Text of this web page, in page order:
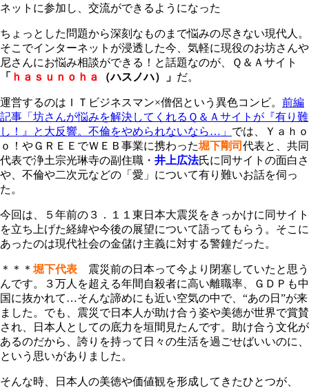
ネットに参加し、交流ができるようになった
ちょっとした問題から深刻なものまで悩みの尽きない現代人。
そこでインターネットが浸透した今、気軽に現役のお坊さんや
尼さんにお悩み相談ができる！と話題なのが、Ｑ＆Ａサイト
「 ｈａｓｕｎｏｈａ （ハスノハ）」 だ。
運営するのはＩＴビジネスマン×僧侶という異色コンビ。 前編
記事「坊さんが悩みを解決してくれるＱ＆Ａサイトが『有り難
し！』と大反響。不倫をやめられないなら…」 では、Ｙａｈｏ
ｏ！やＧＲＥＥでＷＥＢ事業に携わった堀下剛司 代表と、共同
代表で浄土宗光琳寺の副住職・ 井上広法氏に同サイトの面白さ
や、不倫や二次元などの「愛」について有り難いお話を伺っ
た。
今回は、５年前の３．１１東日本大震災をきっかけに同サイト
を立ち上げた経緯や今後の展望について語ってもらう。そこに
あったのは現代社会の金儲け主義に対する警鐘だった。
＊＊＊ 堀下代表 震災前の日本って今より閉塞していたと思う
んです。３万人を超える年間自殺者に高い離職率、ＧＤＰも中
国に抜かれて…そんな諦めにも近い空気の中で、“あの日”が来
ました。でも、震災で日本人が助け合う姿や美徳が世界で賞賛
され、日本人としての底力を垣間見たんです。助け合う文化が
あるのだから、誇りを持って日々の生活を過ごせばいいのに、
という思いがありました。
そんな時、日本人の美徳や価値観を形成してきたひとつが、